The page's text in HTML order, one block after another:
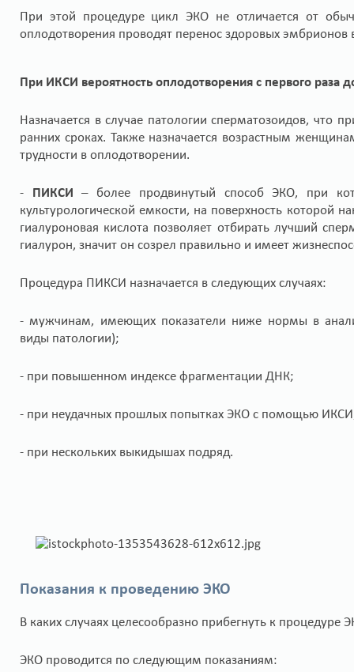
При этой процедуре цикл ЭКО не отличается от
оплодотворения проводят перенос здоровых эмбрионов
При ИКСИ вероятность оплодотворения с первого раза
Назначается в случае патологии сперматозоидов,
ранних сроках. Также назначается возрастным
трудности в оплодотворении.
- ПИКСИ
– более продвинутый способ ЭКО, при
культурологической емкости, на поверхность
гиалуроновая кислота позволяет отбирать лучший
гиалурон, значит он созрел правильно и имеет
Процедура ПИКСИ назначается в следующих случаях:
- мужчинам, имеющих показатели ниже нормы в
виды патологии);
- при повышенном индексе фрагментации ДНК;
- при неудачных прошлых попытках ЭКО с помощью
- при нескольких выкидышах подряд.
Показания к проведению ЭКО
В каких случаях целесообразно прибегнуть к процедуре
ЭКО проводится по следующим показаниям: